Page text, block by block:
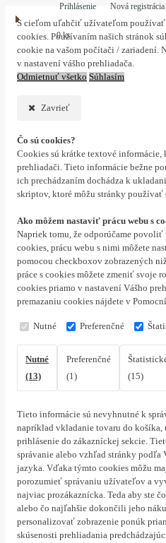
S cieľom uľahčiť užívateľom používať
cookies. Používaním našich stránok
cookie na vašom počítači / zariadení.
v nastavení vášho prehliadača.
Odmietnuť všetko Súhlasím
Zavrieť
Čo sú cookies?
Cookies sú krátke textové informácie,
prehliadači. Tieto informácie bežne
ich prechádzaním dochádza k
skriptov, ktoré môžu stránky
Ako môžem nastaviť prácu webu s
Napriek tomu, že odporúčame
cookies, prácu webu s nimi môžete
pomocou checkboxov zobrazených
práce s cookies môžete zmeniť svoje
cookies priamo v nastavení Vášho
premazaniu cookies nájdete v
Nutné Preferenčné
Nutné
(13)
Preferenčné
(1)
(15)
Tieto informácie sú nevyhnutné k
napríklad vkladanie tovaru do
prihlásenie do zákazníckej sekcie.
správanie alebo vzhľad stránky
jazyka. Vďaka týmto cookies môžu
porozumieť správaniu užívateľov a
najviac prozákaznícka. Teda aby ste
alebo čo najľahšie dokončili jeho
personalizovať zobrazenie ponúk
skúsenosti prehliadania
Prihlásenie Nová registrácia
0 ks